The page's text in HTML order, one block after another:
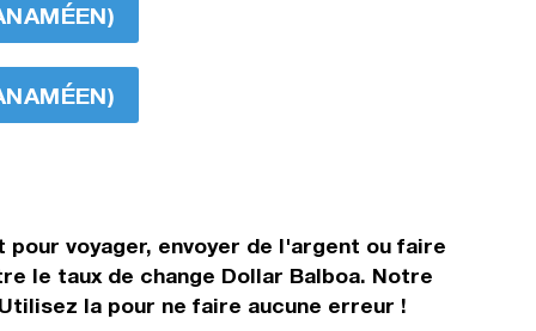
voyager, envoyer de l'argent ou faire
le taux de change Dollar Balboa. Notre
la pour ne faire aucune erreur !